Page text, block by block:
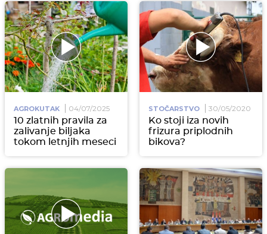
AGROKUTAK 04/07/2025
10 zlatnih pravila za
zalivanje biljaka
tokom letnjih meseci
STOČARSTVO 30/05/2020
Ko stoji iza novih
frizura priplodnih
bikova?